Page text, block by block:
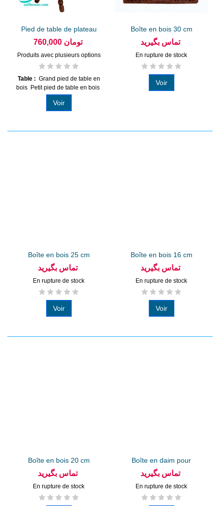
Pied de table de plateau
en... 760,000 تومان
Produits avec plusieurs options
Table : Grand pied de table en
bois Petit pied de table en bois
Voir
Boîte en bois 30 cm
تماس بگیرید
En rupture de stock
Voir
Boîte en bois 25 cm
تماس بگیرید
En rupture de stock
Voir
Boîte en bois 16 cm
تماس بگیرید
En rupture de stock
Voir
Boîte en bois 20 cm
تماس بگیرید
En rupture de stock
Boîte en daim pour
service...
تماس بگیرید
En rupture de stock